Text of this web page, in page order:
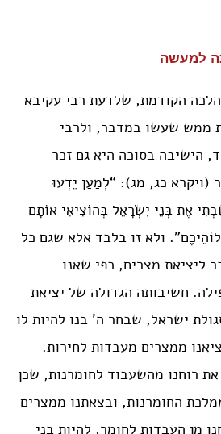
למעשה
הקודמת, שלדעת רבי עקיבא
ממש שעשו במדבר, ולרבי
הישיבה בסוכה היא גם זכר
(ויקרא כג, מג): “לְמַעַן יֵדְעוּ
אֶת בְּנֵי יִשְׂרָאֵל בְּהוֹצִיאִי אוֹתָם
ולא זו בלבד אלא שגם כל
ליציאת מצרים, כפי שאנו
חשיבותה הגדולה של יציאת
ישראל, שבחר ה’ בנו להיות לו
ממצרים מעבדות לחירות.
רוחנו מהשעבוד לחומרנות, שכן
החומרנות, ובצאתנו ממצרים
מן העבדות לחומר, להיות בני